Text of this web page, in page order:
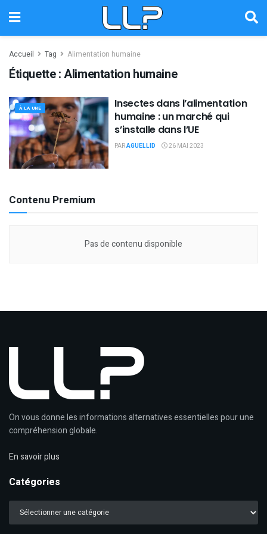
Accueil Tag Alimentation humaine
Étiquette :Alimentation humaine
À LA UNE
Insectes dans l’alimentation
humaine : un marché qui
s’installe dans l’UE
PARAGUELLID 26 MAI 2023
Contenu Premium
Pas de contenu disponible
On vous donne les informations alternatives essentielles pour une
compréhension globale.
En savoir plus
Catégories
Catégories